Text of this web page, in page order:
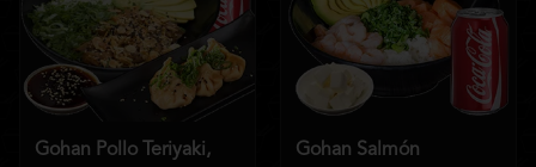
Gohan Pollo Teriyaki,
Gohan Salmón